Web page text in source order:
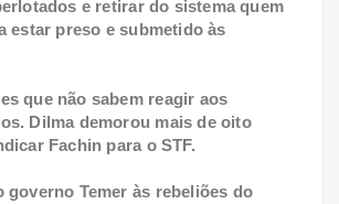
e retirar do sistema quem
estar preso e submetido às
que não sabem reagir aos
Dilma demorou mais de oito
Fachin para o STF.
governo Temer às rebeliões do